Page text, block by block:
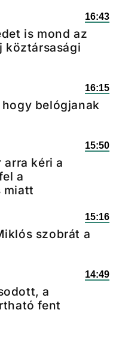
16:43
is mond az
köztársasági
16:15
belógjanak
15:50
kéri a
a
miatt
15:16
szobrát a
14:49
a
fent